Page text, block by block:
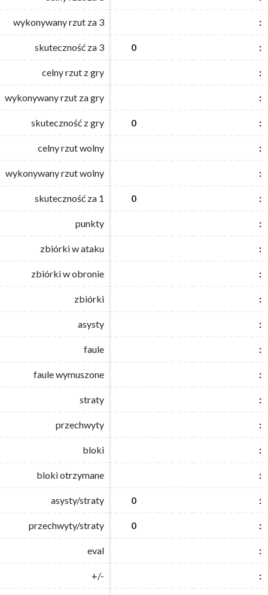
wykonywany rzut za 3 :
skuteczność za 3 0 :
celny rzut z gry :
wykonywany rzut za gry :
skuteczność z gry 0 :
celny rzut wolny :
wykonywany rzut wolny :
skuteczność za 1 0 :
punkty :
zbiórki w ataku :
zbiórki w obronie :
zbiórki :
asysty :
faule :
faule wymuszone :
straty :
przechwyty :
bloki :
bloki otrzymane :
asysty/straty 0 :
przechwyty/straty 0 :
eval :
+/- :
wykonywany rzut za 3 :
skuteczność za 3 0 :
celny rzut z gry :
wykonywany rzut za gry :
skuteczność z gry 0 :
celny rzut wolny :
wykonywany rzut wolny :
skuteczność za 1 0 :
punkty :
zbiórki w ataku :
zbiórki w obronie :
zbiórki :
asysty :
faule :
faule wymuszone :
straty :
przechwyty :
bloki :
bloki otrzymane :
asysty/straty 0 :
przechwyty/straty 0 :
eval :
+/- :